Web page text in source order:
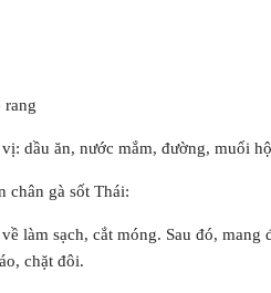
rang
dầu ăn, nước mắm, đường, muối
chân gà sốt Thái:
làm sạch, cắt móng. Sau đó,
chặt đôi.